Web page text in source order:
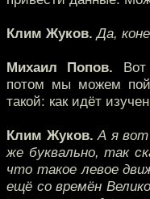
Клим Жуков. Да,
Михаил Попов.
потом мы можем
такой: как идёт
Клим Жуков. А я вот
же буквально, так
что такое левое
ещё со времён